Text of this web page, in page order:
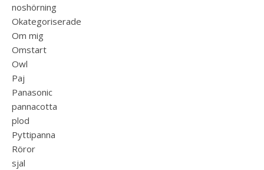
noshörning
Okategoriserade
Om mig
Omstart
Owl
Paj
Panasonic
pannacotta
plod
Pyttipanna
Röror
sjal